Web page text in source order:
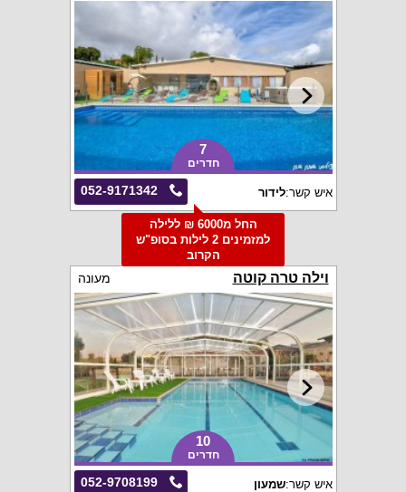
7
חדרים
052-9171342 איש קשר:לידור
החל מ6000 ₪ ללילה
למזמינים 2 לילות בסופ"ש
הקרוב
וילה טרה קוטה מעונה
10
חדרים
052-9708199 איש קשר:שמעון